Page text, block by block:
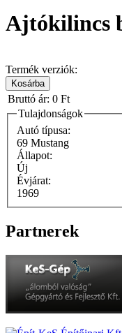
Ajtókilincs
Termék verziók:
Bruttó ár: 0 Ft
Tulajdonságok
Autó típusa:
69 Mustang
Állapot:
Új
Évjárat:
1969
Partnerek